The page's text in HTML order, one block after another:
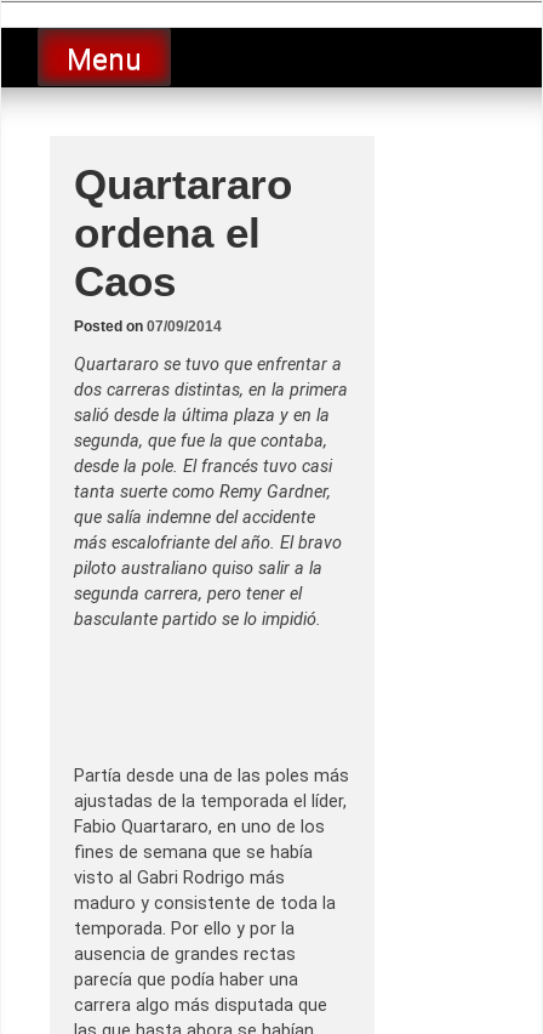
to
contentLucio Lopez GP
luciolopezgp
Menu
Quartararo
ordena el
Caos
Posted on 07/09/2014
Quartararo se tuvo que enfrentar a
dos carreras distintas, en la primera
salió desde la última plaza y en la
segunda, que fue la que contaba,
desde la pole. El francés tuvo casi
tanta suerte como Remy Gardner,
que salía indemne del accidente
más escalofriante del año. El bravo
piloto australiano quiso salir a la
segunda carrera, pero tener el
basculante partido se lo impidió.
Partía desde una de las poles más
ajustadas de la temporada el líder,
Fabio Quartararo, en uno de los
fines de semana que se había
visto al Gabri Rodrigo más
maduro y consistente de toda la
temporada. Por ello y por la
ausencia de grandes rectas
parecía que podía haber una
carrera algo más disputada que